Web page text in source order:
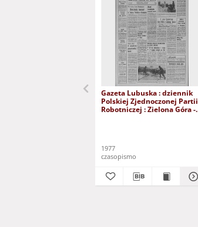
Gazeta Lubuska : dziennik
Polskiej Zjednoczonej Partii
Robotniczej : Zielona Góra -
1977
czasopismo